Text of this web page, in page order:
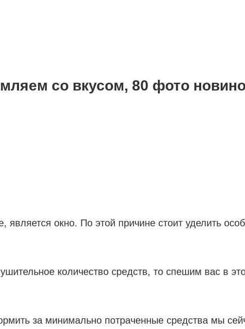
со вкусом, 80 фото
является окно. По этой причине стоит уделить
количество средств, то спешим вас в
за минимально потраченные средства мы